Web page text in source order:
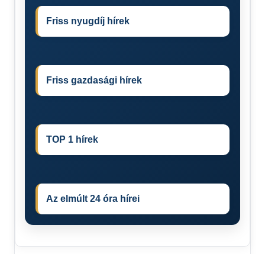
Friss nyugdíj hírek
Friss gazdasági hírek
TOP 1 hírek
Az elmúlt 24 óra hírei